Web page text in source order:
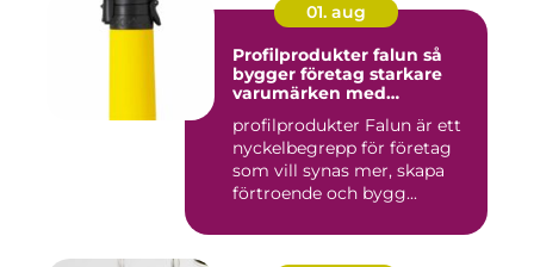
01. aug
Profilprodukter falun så
bygger företag starkare
varumärken med
profilprodukter Falun är ett
nyckelbegrepp för företag
som vill synas mer, skapa
förtroende och bygg...